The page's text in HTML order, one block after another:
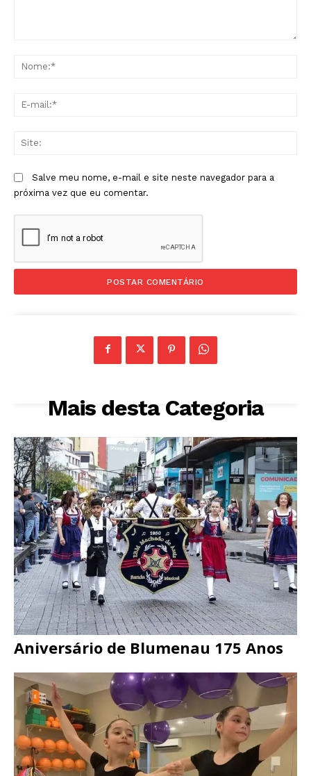
Salve meu nome, e-mail e site neste navegador para a
próxima vez que eu comentar.
Mais desta Categoria
Aniversário de Blumenau 175 Anos